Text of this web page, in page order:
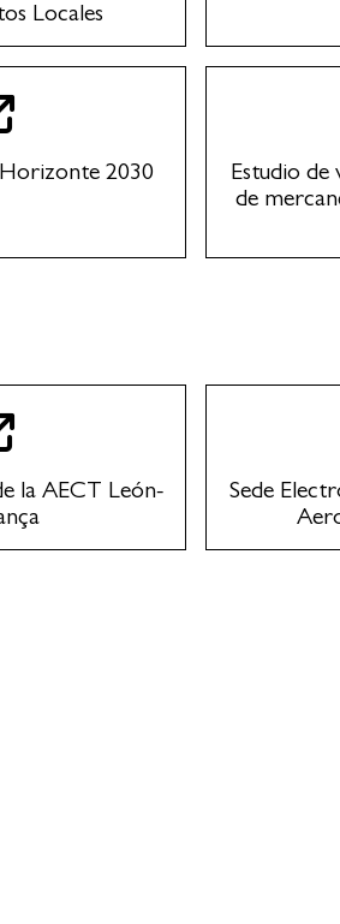
Locales
2030
Estudio de
de
la AECT León-
Sede